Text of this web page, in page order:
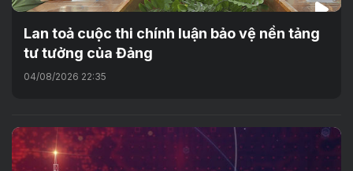
Lan toả cuộc thi chính luận bảo vệ nền tảng
tư tưởng của Đảng
04/08/2026 22:35